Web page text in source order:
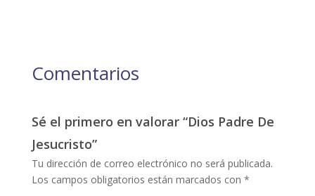
Comentarios
Sé el primero en valorar “Dios Padre De
Jesucristo”
Tu dirección de correo electrónico no será publicada.
Los campos obligatorios están marcados con *